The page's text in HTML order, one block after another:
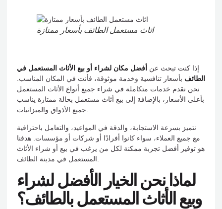
اثاث مستعمل الطائف بأسعار ممتازة
إذا كنت تبحث عن أفضل مكان لشراء أو بيع الأثاث المستعمل في
الطائف بأسعار تنافسية وخدمة موثوقة، فأنت في المكان المناسب.
نحن نقدم خدمات متكاملة في شراء جميع أنواع الأثاث المستعمل
بأعلى الأسعار، بالإضافة إلى بيع أثاث مستعمل بحالة ممتازة يناسب
جميع الأذواق والميزانيات.
نتميز بسرعة الاستجابة، والدقة في المواعيد، والتعامل باحترافية
مع جميع العملاء، سواء كانوا أفرادًا أو شركات أو مؤسسات. هدفنا
هو توفير أفضل تجربة ممكنة لكل من يرغب في بيع أو شراء الأثاث
لماذا نحن الخيار الأفضل لشراء
وبيع الأثاث المستعمل بالطائف؟